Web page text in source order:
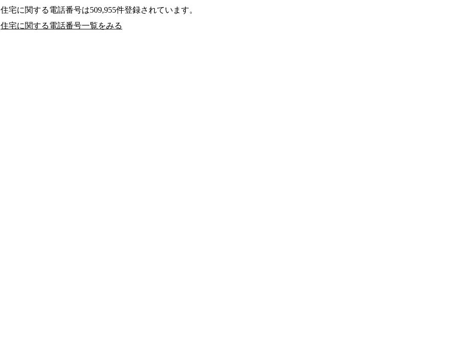
住宅に関する電話番号は509,955件登録されています。
住宅に関する電話番号一覧をみる